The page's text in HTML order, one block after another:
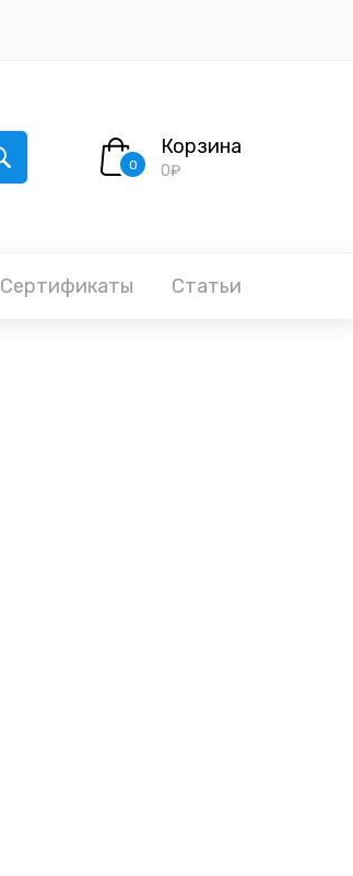
0
Корзина
0₽
Сертификаты Статьи